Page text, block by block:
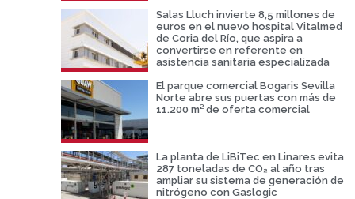
Salas Lluch invierte 8,5 millones de
euros en el nuevo hospital Vitalmed
de Coria del Río, que aspira a
convertirse en referente en
asistencia sanitaria especializada
El parque comercial Bogaris Sevilla
Norte abre sus puertas con más de
11.200 m² de oferta comercial
La planta de LiBiTec en Linares evita
287 toneladas de CO₂ al año tras
ampliar su sistema de generación de
nitrógeno con Gaslogic